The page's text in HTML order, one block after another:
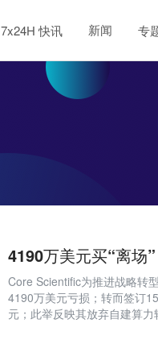
7x24H 快讯 新闻 专
4190万美元买“离场
Core Scientific为推进战略转
4190万美元亏损；转而签订
元；此举反映其放弃自建算